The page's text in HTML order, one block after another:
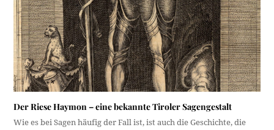
Der Riese Haymon – eine bekannte Tiroler Sagengestalt
Wie es bei Sagen häufig der Fall ist, ist auch die Geschichte, die